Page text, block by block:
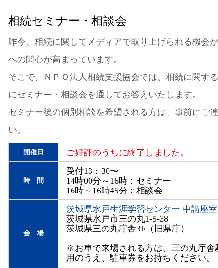
相続セミナー・相談会
昨今、相続に関してメディアで取り上げられる機会
への関心が高まっています。
そこで、ＮＰＯ法人相続支援協会では、相続に関す
にセミナー・相談会を通してお答えいたします。
セミナー後の個別相談を希望される方は、事前にご
い。
開催日 ご好評のうちに終了しました。
時 間
受付13：30〜
14時00分～16時：セミナー
16時～16時45分：相談会
会 場
茨城県水戸生涯学習センター 中講座室
茨城県水戸市三の丸1-5-38
茨城県三の丸庁舎3F（旧県庁）
※お車で来場される方は、三の丸庁舎
用のうえ、駐車券をお持ちください。